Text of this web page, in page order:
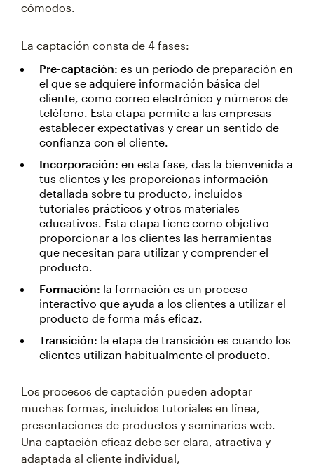
cómodos.
La captación consta de 4 fases:
Pre-captación: es un período de preparación en
el que se adquiere información básica del
cliente, como correo electrónico y números de
teléfono. Esta etapa permite a las empresas
establecer expectativas y crear un sentido de
confianza con el cliente.
Incorporación: en esta fase, das la bienvenida a
tus clientes y les proporcionas información
detallada sobre tu producto, incluidos
tutoriales prácticos y otros materiales
educativos. Esta etapa tiene como objetivo
proporcionar a los clientes las herramientas
que necesitan para utilizar y comprender el
producto.
Formación: la formación es un proceso
interactivo que ayuda a los clientes a utilizar el
producto de forma más eficaz.
Transición: la etapa de transición es cuando los
clientes utilizan habitualmente el producto.
Los procesos de captación pueden adoptar
muchas formas, incluidos tutoriales en línea,
presentaciones de productos y seminarios web.
Una captación eficaz debe ser clara, atractiva y
adaptada al cliente individual,